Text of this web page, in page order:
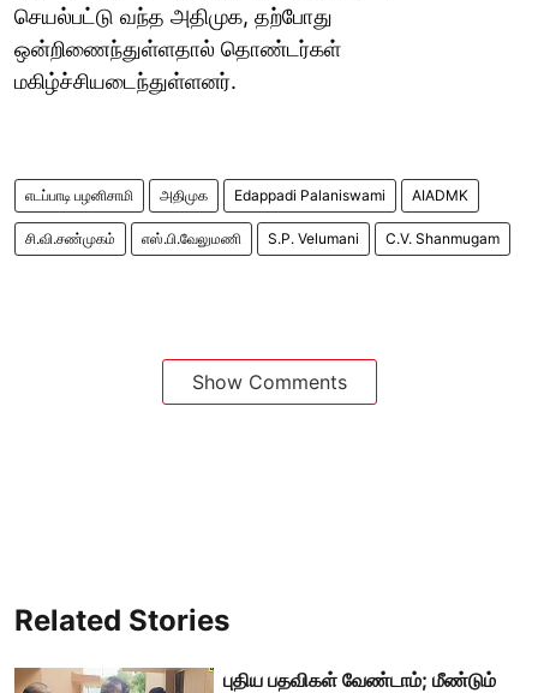
செயல்பட்டு வந்த அதிமுக, தற்போது
ஒன்றிணைந்துள்ளதால் தொண்டர்கள்
மகிழ்ச்சியடைந்துள்ளனர்.
எடப்பாடி பழனிசாமி அதிமுக Edappadi Palaniswami AIADMK
சி.வி.சண்முகம் எஸ்.பி.வேலுமணி S.P. Velumani C.V. Shanmugam
Show Comments
Related Stories
புதிய பதவிகள் வேண்டாம்; மீண்டும்